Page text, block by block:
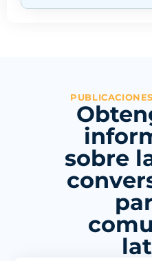
sobre